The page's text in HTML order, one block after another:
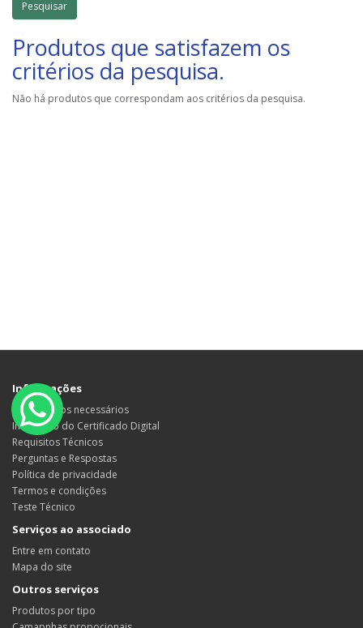
Produtos que satisfazem os
critérios da pesquisa.
Não há produtos que correspondam aos critérios da pesquisa.
Informações
Documentos necessários
Instalação do Certificado Digital
Requisitos Técnicos
Perguntas e Respostas
Política de privacidade
Termos e condições
Teste Técnico
Serviços ao associado
Entre em contato
Mapa do site
Outros serviços
Produtos por tipo